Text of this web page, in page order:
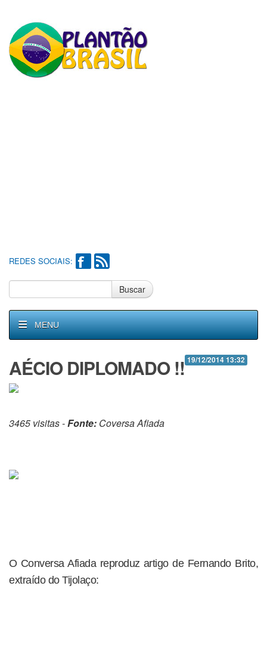
REDES SOCIAIS:
Buscar
MENU
19/12/2014 13:32
AÉCIO DIPLOMADO !!
3465 visitas -Fonte: Coversa Afiada
O Conversa Afiada reproduz artigo de Fernando Brito,
extraído do Tijolaço: